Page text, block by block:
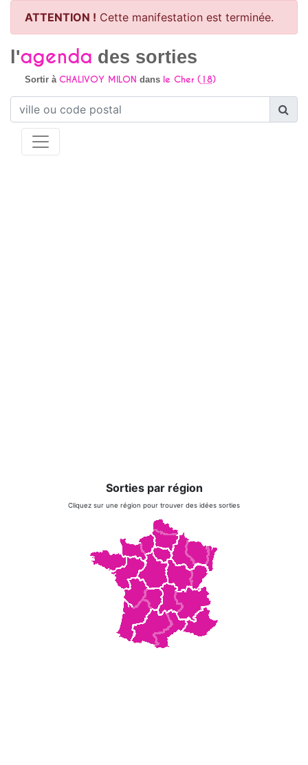
ATTENTION ! Cette manifestation est terminée.
l'agenda des sorties
Sortir à CHALIVOY MILON dans le Cher (18)
Sorties par région
Cliquez sur une région pour trouver des idées sorties